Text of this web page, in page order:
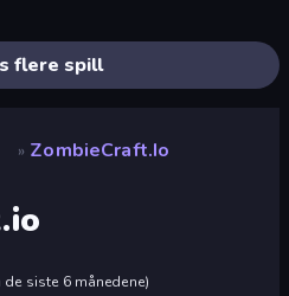
flere spill
» ZombieCraft.io
de siste 6 månedene)